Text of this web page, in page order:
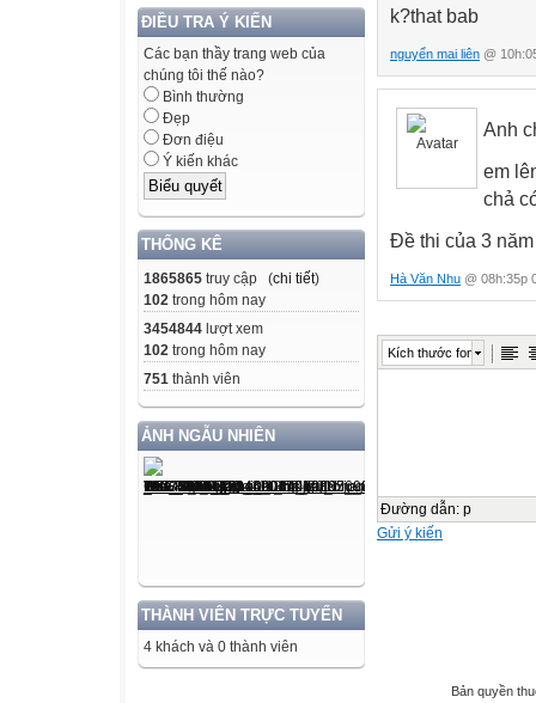
ĐIỀU TRA Ý KIẾN
Các bạn thầy trang web của
chúng tôi thế nào?
Bình thường
Đẹp
Đơn điệu
Ý kiến khác
THỐNG KÊ
1865865 truy cập (chi tiết)
102 trong hôm nay
3454844 lượt xem
102 trong hôm nay
751 thành viên
ẢNH NGẪU NHIÊN
THÀNH VIÊN TRỰC TUYẾN
4 khách và 0 thành viên
k?that bab
nguyển mai liên @
Anh
em
chả
Đề thi của 3
Hà Văn Nhu @ 08h:35p
Kích thước font
Đường dẫn: p
Gửi ý kiến
Bản quyền